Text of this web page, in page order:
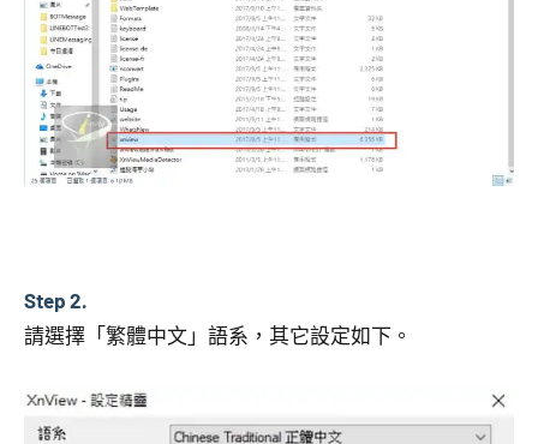
Step 2.
請選擇「繁體中文」語系，其它設定如下。